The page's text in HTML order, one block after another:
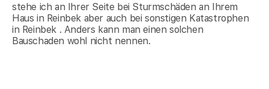
stehe ich an Ihrer Seite bei Sturmschäden an Ihrem
Haus in Reinbek aber auch bei sonstigen Katastrophen
in Reinbek . Anders kann man einen solchen
Bauschaden wohl nicht nennen.